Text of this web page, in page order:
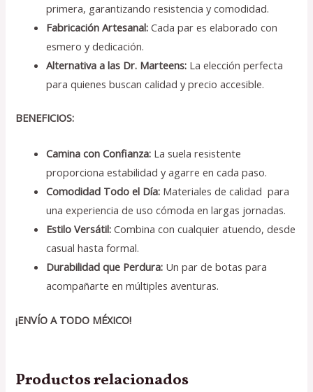
primera, garantizando resistencia y comodidad.
Fabricación Artesanal: Cada par es elaborado con
esmero y dedicación.
Alternativa a las Dr. Marteens: La elección perfecta
para quienes buscan calidad y precio accesible.
BENEFICIOS:
Camina con Confianza: La suela resistente
proporciona estabilidad y agarre en cada paso.
Comodidad Todo el Día: Materiales de calidad para
una experiencia de uso cómoda en largas jornadas.
Estilo Versátil: Combina con cualquier atuendo, desde
casual hasta formal.
Durabilidad que Perdura: Un par de botas para
acompañarte en múltiples aventuras.
¡ENVÍO A TODO MÉXICO!
Productos relacionados